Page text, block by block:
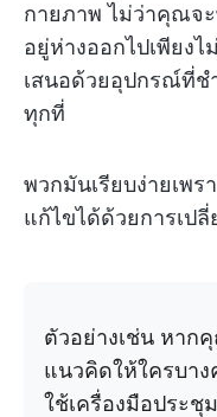
กายภาพ ไม่ว่าคุณจ
อยู่ห่างออกไปเพียง
เสนอด้วยอุปกรณ์ที่ช
ทุกที่
พวกมันเรียบง่ายเพ
แก้ไขได้ด้วยการเป
ตัวอย่างเช่น หาก
แนวคิดให้ใครบา
ใช้เครื่องมือประชุ